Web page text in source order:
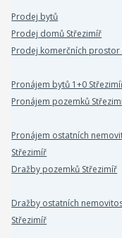
Prodej bytů
Prodej domů Střezimíř
Prodej komerčních prostor
Pronájem bytů 1+0
Pronájem pozemků
Pronájem ostatních
Střezimíř
Dražby pozemků Střezimíř
Dražby ostatních
Střezimíř